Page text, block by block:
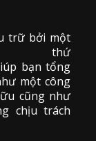
trữ bởi một
thứ
bạn tổng
một công
cũng như
chịu trách